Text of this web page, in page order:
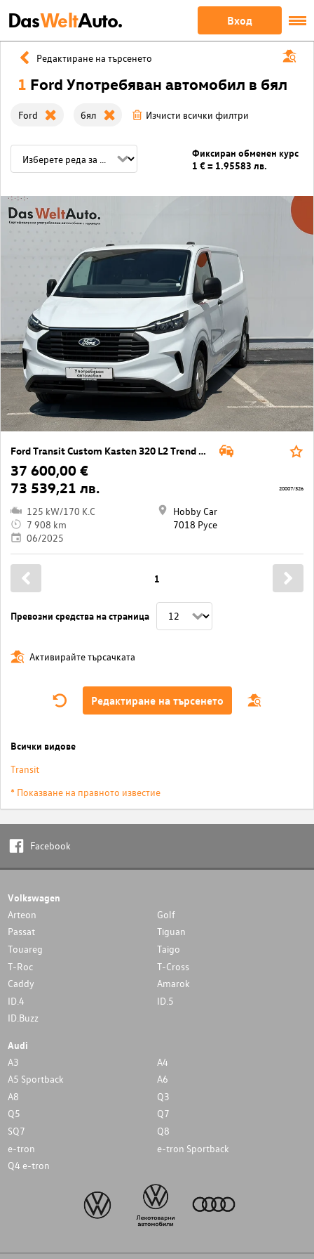
DasWeltAuto. Вход
Редактиране на търсенето
1 Ford Употребяван автомобил в бял
Ford бял Изчисти всички филтри
Фиксиран обменен курс
1 € = 1.95583 лв.
Ford Transit Custom Kasten 320 L2 Trend AWD
37 600,00 €
73 539,21 лв.
125 kW/170 K.C
7 908 km
06/2025
Hobby Car
7018 Русе
20007/326
Превозни средства на страница
1
Активирайте търсачката
Редактиране на търсенето
Всички видове
Transit
* Показване на правното известие
Facebook
Volkswagen
Arteon
Golf
Passat
Tiguan
Touareg
Taigo
T-Roc
T-Cross
Caddy
Amarok
ID.4
ID.5
ID.Buzz
Audi
A3
A4
A5 Sportback
A6
A8
Q3
Q5
Q7
SQ7
Q8
e-tron
e-tron Sportback
Q4 e-tron